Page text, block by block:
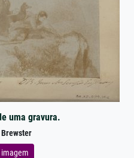
uma gravura.
imagem